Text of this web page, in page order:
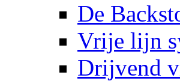
De
Vrije lijn
Drijvend